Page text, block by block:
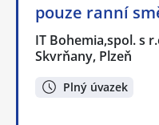
pouze ranní
IT Bohemia,spol. s
Skvrňany, Plzeň
Plný úvazek